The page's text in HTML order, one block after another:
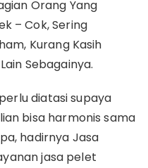
Orang Yang
– Cok, Sering
Kurang Kasih
Sebagainya.
diatasi supaya
bisa harmonis sama
hadirnya Jasa
jasa pelet